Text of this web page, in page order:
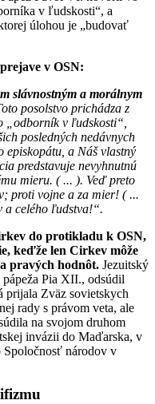
v ľudskosti“, a
úlohou je „budovať
v OSN:
slávnostným a morálnym
posolstvo prichádza z
„odborník v ľudskosti“,
posledných nedávnych
episkopátu, a Náš vlastný
predstavuje nevyhnutnú
mieru. ( ... ). Veď preto
proti vojne a za mier! ( ...
a celého ľudstva!“.
do protikladu k OSN,
keďže len Cirkev môže
pravých hodnôt. Jezuitský
Pia XII., odsúdil
prijala Zväz sovietskych
rady s právom veta, ale
na svojom druhom
invázii do Maďarska, v
Spoločnosť národov v